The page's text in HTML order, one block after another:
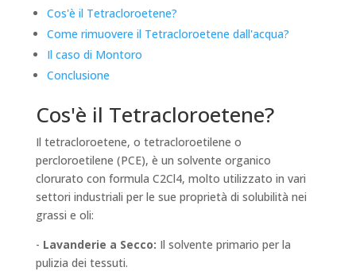
Cos'è il Tetracloroetene?
Come rimuovere il Tetracloroetene dall'acqua?
Il caso di Montoro
Conclusione
Cos'è il Tetracloroetene?
Il tetracloroetene, o tetracloroetilene o
percloroetilene (PCE), è un solvente organico
clorurato con formula C2Cl4, molto utilizzato in vari
settori industriali per le sue proprietà di solubilità nei
grassi e oli:
- Lavanderie a Secco: Il solvente primario per la
pulizia dei tessuti.